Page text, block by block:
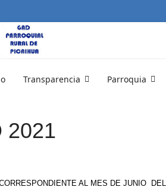
Transparencia Parroquia
2021
AL MES DE JUNIO